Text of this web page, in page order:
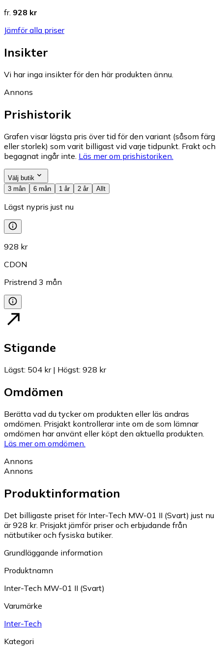
fr. 928 kr
Jämför alla priser
Insikter
Vi har inga insikter för den här produkten ännu.
Annons
Prishistorik
Grafen visar lägsta pris över tid för den variant (såsom färg
eller storlek) som varit billigast vid varje tidpunkt. Frakt och
begagnat ingår inte. Läs mer om prishistoriken.
Välj butik
3 mån
6 mån 1 år 2 år Allt
Lägst nypris just nu
928 kr
CDON
Pristrend 3 mån
Stigande
Lägst: 504 kr| Högst: 928 kr
Omdömen
Berätta vad du tycker om produkten eller läs andras
omdömen. Prisjakt kontrollerar inte om de som lämnar
omdömen har använt eller köpt den aktuella produkten.
Läs mer om omdömen.
Annons
Annons
Produktinformation
Det billigaste priset för Inter-Tech MW-01 II (Svart) just nu
är 928 kr. Prisjakt jämför priser och erbjudande från
nätbutiker och fysiska butiker.
Grundläggande information
Produktnamn
Inter-Tech MW-01 II (Svart)
Varumärke
Inter-Tech
Kategori